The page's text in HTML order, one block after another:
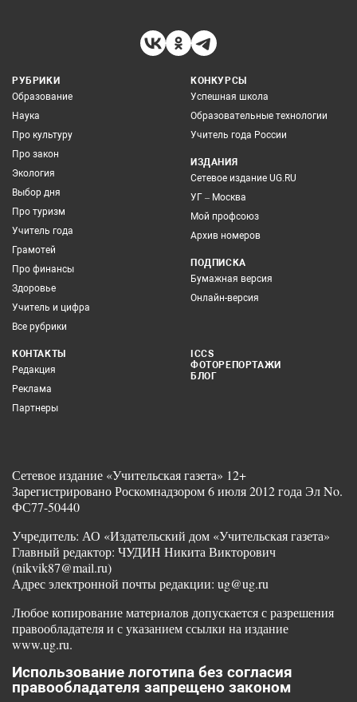
РУБРИКИ
Образование
Наука
Про культуру
Про закон
Экология
Выбор дня
Про туризм
Учитель года
Грамотей
Про финансы
Здоровье
Учитель и цифра
Все рубрики
КОНКУРСЫ
Успешная школа
Образовательные технологии
Учитель года России
ИЗДАНИЯ
Сетевое издание UG.RU
УГ – Москва
Мой профсоюз
Архив номеров
ПОДПИСКА
Бумажная версия
Онлайн-версия
КОНТАКТЫ
Редакция
Реклама
Партнеры
ICCS
ФОТОРЕПОРТАЖИ
БЛОГ
Сетевое издание «Учительская газета» 12+
Зарегистрировано Роскомнадзором 6 июля 2012 года Эл No.
ФС77-50440
Учредитель: АО «Издательский дом «Учительская газета»
Главный редактор: ЧУДИН Никита Викторович
(nikvik87@mail.ru)
Адрес электронной почты редакции: ug@ug.ru
Любое копирование материалов допускается с разрешения
правообладателя и с указанием ссылки на издание
www.ug.ru.
Использование логотипа без согласия
правообладателя запрещено законом